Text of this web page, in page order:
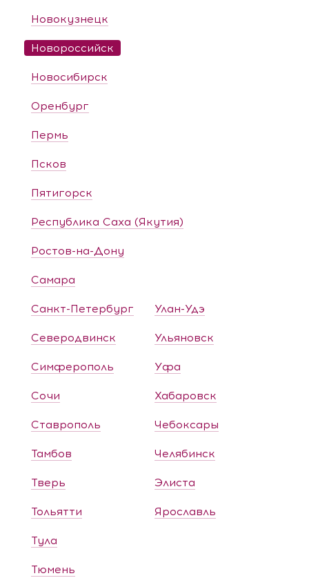
Новокузнецк
Новороссийск
Новосибирск
Оренбург
Пермь
Псков
Пятигорск
Республика Саха (Якутия)
Ростов-на-Дону
Самара
Санкт-Петербург
Северодвинск
Симферополь
Сочи
Ставрополь
Тамбов
Тверь
Тольятти
Тула
Тюмень
Улан-Удэ
Ульяновск
Уфа
Хабаровск
Чебоксары
Челябинск
Элиста
Ярославль